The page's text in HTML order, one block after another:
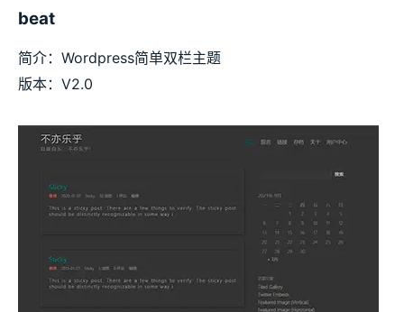
beat
简介：Wordpress简单双栏主题
版本：V2.0